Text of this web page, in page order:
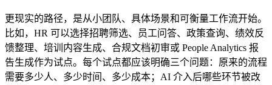
更现实的路径，是从小团队、具体场景和可衡量工作流开始。
比如，HR 可以选择招聘筛选、员工问答、政策查询、绩效反
馈整理、培训内容生成、合规文档初审或 People Analytics 报
告生成作为试点。每个试点都应该明确三个问题：原来的流程
需要多少人、多少时间、多少成本；AI 介入后哪些环节被改